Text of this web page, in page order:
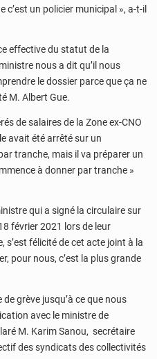
c’est un policier municipal », a-t-il
effective du statut de la
nous a dit qu’il nous
le dossier parce que ça ne
M. Albert Gue.
de salaires de la Zone ex-CNO
avait été arrêté sur un
tranche, mais il va préparer un
à donner par tranche »
qui a signé la circulaire sur
février 2021 lors de leur
s’est félicité de cet acte joint à la
pour nous, c’est la plus grande
grève jusqu’à ce que nous
avec le ministre de
M. Karim Sanou, secrétaire
des syndicats des collectivités